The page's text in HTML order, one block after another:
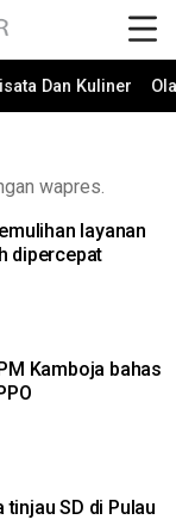
Dan Kuliner
wapres.
layanan
dipercepat
Kamboja bahas
SD di Pulau